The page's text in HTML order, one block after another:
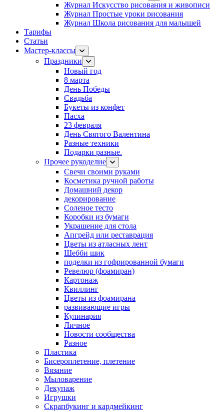
Журнал Искусство рисования и живописи
Журнал Простые уроки рисования
Журнал Школа рисования для малышей
Тарифы
Статьи
Мастер-классы
Праздники
Новый год
8 марта
День Победы
Свадьба
Букеты из конфет
Пасха
23 февраля
День Святого Валентина
Разные техники
Подарки разные.
Прочее рукоделие
Свечи своими руками
Косметика ручной работы
Домашний декор
декорирование
Соленое тесто
Коробки из бумаги
Украшение для стола
Апгрейд или реставрация
Цветы из атласных лент
Шебби шик
поделки из гофрированной бумаги
Ревелюр (фоамиран)
Картонаж
Квиллинг
Цветы из фоамирана
развивающие игры
Кулинария
Личное
Новости сообщества
Разное
Пластика
Бисероплетение, плетение
Вязание
Мыловарение
Декупаж
Игрушки
Скрапбукинг и кардмейкинг